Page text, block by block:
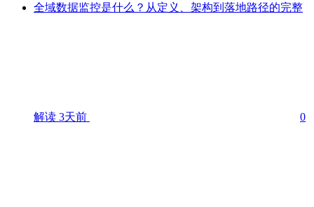
全域数据监控是什么？从定义、架构到落地路径的完整
解读 3天前 0